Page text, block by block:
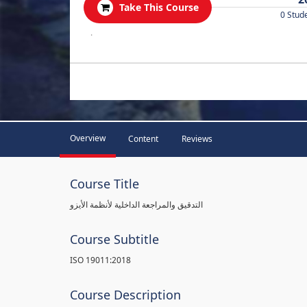
Take This Course
0
.
Overview Content Reviews
Course Title
التدقيق والمراجعة الداخلية لأنظمة الأيزو
Course Subtitle
ISO 19011:2018
Course Description